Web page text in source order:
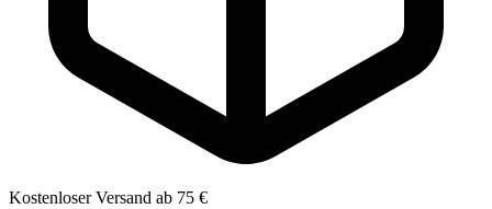
Kostenloser Versand ab 75 €